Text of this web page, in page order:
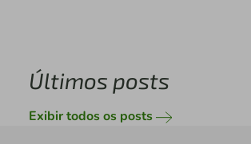
Últimos posts
Exibir todos os posts